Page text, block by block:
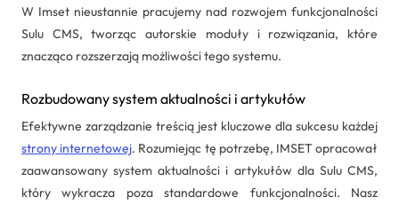
W Imset nieustannie pracujemy nad rozwojem funkcjonalności
Sulu CMS, tworząc autorskie moduły i rozwiązania, które
znacząco rozszerzają możliwości tego systemu.
Rozbudowany system aktualności i artykułów
Efektywne zarządzanie treścią jest kluczowe dla sukcesu każdej
strony internetowej. Rozumiejąc tę potrzebę, IMSET opracował
zaawansowany system aktualności i artykułów dla Sulu CMS,
który wykracza poza standardowe funkcjonalności. Nasz